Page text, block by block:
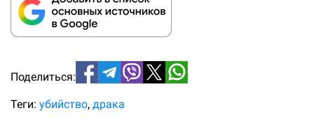
Поделиться:
Теги: убийство драка